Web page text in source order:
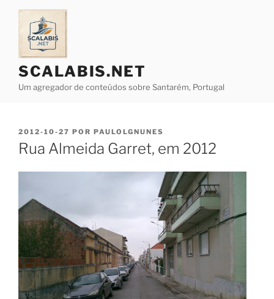
Saltar
conteúdo
SCALABIS.NET
Um agregador de conteúdos sobre Santarém, Portugal
PUBLICADO
EM
2012-10-27 POR PAULOLGNUNES
Rua Almeida Garret, em 2012